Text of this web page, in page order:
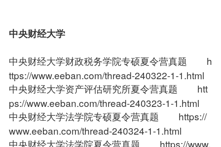
中央财经大学
中央财经大学财政税务学院专硕夏令营真题 h
ttps://www.eeban.com/thread-240322-1-1.html
中央财经大学资产评估研究所夏令营真题 htt
ps://www.eeban.com/thread-240323-1-1.html
中央财经大学法学院专硕夏令营真题 https://
www.eeban.com/thread-240324-1-1.html
中央财经大学法学院夏令营真题 https://www.